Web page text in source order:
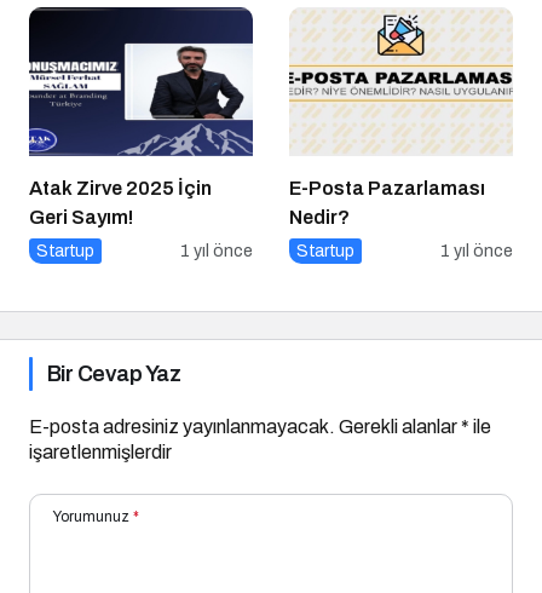
Atak Zirve 2025 İçin
Geri Sayım!
Startup 1 yıl önce
E-Posta Pazarlaması
Nedir?
Startup 1 yıl önce
Bir Cevap Yaz
E-posta adresiniz yayınlanmayacak. Gerekli alanlar* ile
işaretlenmişlerdir
Yorumunuz *